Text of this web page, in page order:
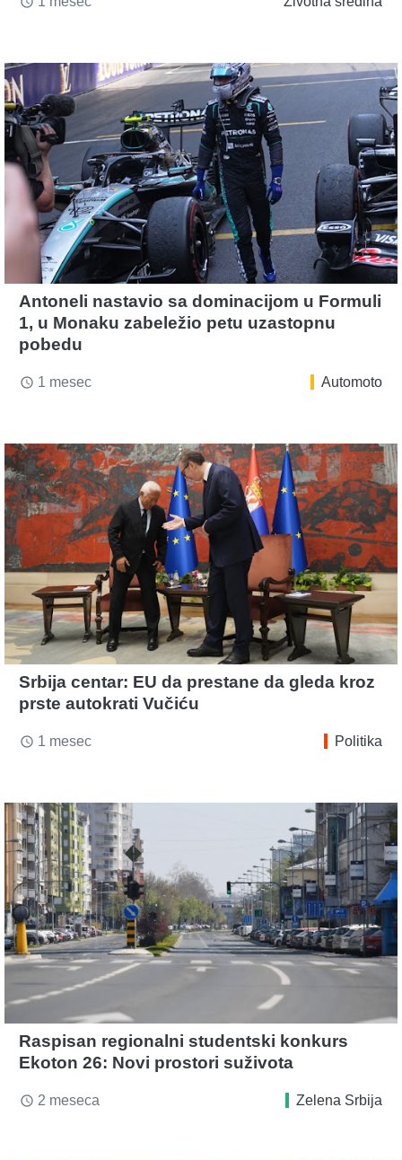
Antoneli nastavio sa dominacijom u Formuli
1, u Monaku zabeležio petu uzastopnu
pobedu
access_time 1 mesec Automoto
Srbija centar: EU da prestane da gleda kroz
prste autokrati Vučiću
access_time 1 mesec Politika
Raspisan regionalni studentski konkurs
Ekoton 26: Novi prostori suživota
access_time 2 meseca Zelena Srbija